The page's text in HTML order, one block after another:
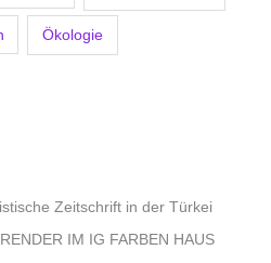
Ökologie
Zeitschrift in der Türkei
IM IG FARBEN HAUS